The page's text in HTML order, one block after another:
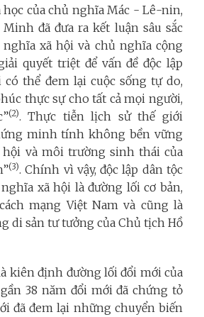
học của chủ nghĩa Mác - Lê-nin,
đã đưa ra kết luận sâu sắc
xã hội và chủ nghĩa cộng
quyết triệt để vấn đề độc lập
có thể đem lại cuộc sống tự do,
thực sự cho tất cả mọi người,
(2). Thực tiễn lịch sử thế giới
minh tính không bền vững
hội và môi trường sinh thái của
(3). Chính vì vậy, độc lập dân tộc
xã hội là đường lối cơ bản,
mạng Việt Nam và cũng là
di sản tư tưởng của Chủ tịch Hồ
kiên định đường lối đổi mới của
38 năm đổi mới đã chứng tỏ
đã đem lại những chuyển biến